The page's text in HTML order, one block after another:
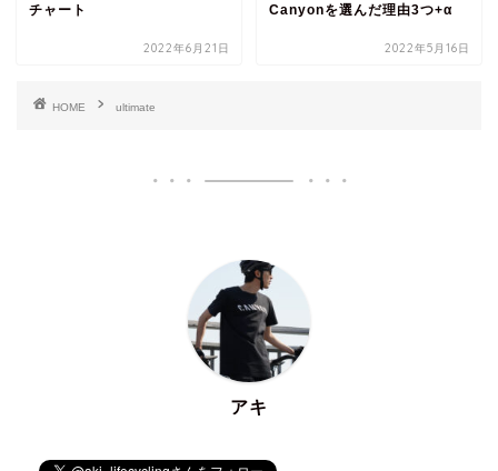
チャート
2022年6月21日
Canyonを選んだ理由3つ+α
2022年5月16日
HOME ultimate
アキ